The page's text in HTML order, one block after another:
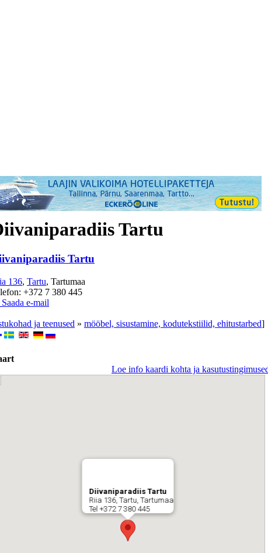
Tartu
Tartu
136, Tartu, Tartumaa
+372 7 380 445
Saada e-mail
ja teenused » mööbel, sisustamine, kodutekstiilid, ehitustarbed]
Loe info kaardi kohta ja
Diivaniparadiis Tartu
Riia 136, Tartu, Tartumaa
Tel +372 7 380 445